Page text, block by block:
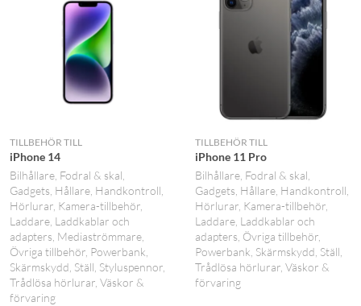
TILLBEHÖR TILL
iPhone 14
Bilhållare Fodral & skal
Gadgets Hållare Handkontroll
Hörlurar Kamera-tillbehör
Laddare Laddkablar och
adapters Mediaströmmare
Övriga tillbehör Powerbank
Skärmskydd Ställ Styluspennor
Trådlösa hörlurar Väskor &
förvaring
TILLBEHÖR TILL
iPhone 11 Pro
Bilhållare Fodral & skal
Gadgets Hållare Handkontroll
Hörlurar Kamera-tillbehör
Laddare Laddkablar och
adapters Övriga tillbehör
Powerbank Skärmskydd Ställ
Trådlösa hörlurar Väskor &
förvaring